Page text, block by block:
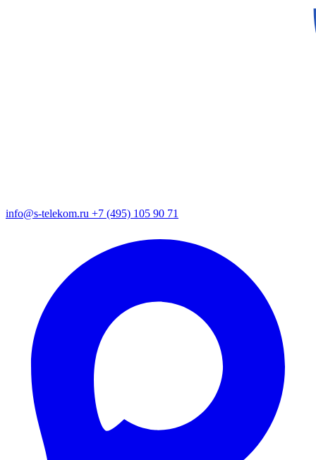
info@s-telekom.ru +7 (495) 105 90 71